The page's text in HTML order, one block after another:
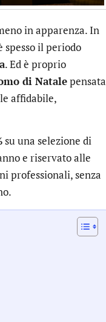
in apparenza. In
spesso il periodo
. Ed è proprio
di Natalepensata
affidabile,
su una selezione di
e riservato alle
professionali, senza